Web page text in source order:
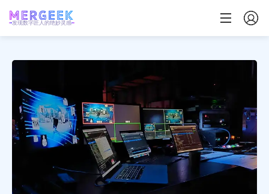
发现数字匠人的绝妙灵感